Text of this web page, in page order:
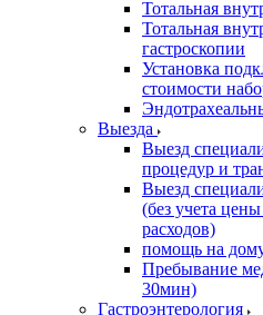
Тотальная
Тотальная
гастроскопии
Установка
стоимости
Выезда
Выезд
процедур и
Выезд
(без учета
расходов)
помощь на
Пребывание
30мин)
Гастроэнтерология